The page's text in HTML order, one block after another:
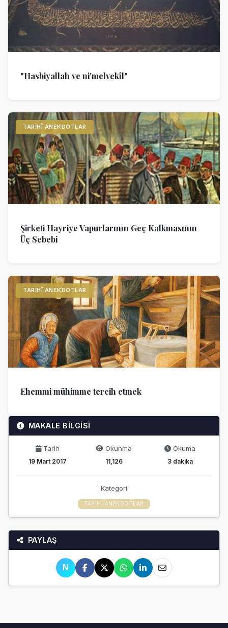
"Hasbiyallah ve ni'melvekîl"
TARIHÎ ANEKDOTLAR
Şirketi Hayriye Vapurlarının Geç Kalkmasının
Üç Sebebi
TARIHÎ ANEKDOTLAR
Ehemmi mühimme tercih etmek
MAKALE BİLGİSİ
Tarih
19 Mart 2017
Okunma
11,126
Okuma
3 dakika
Kategori
TARIHÎ ANEKDOTLAR
PAYLAŞ
N